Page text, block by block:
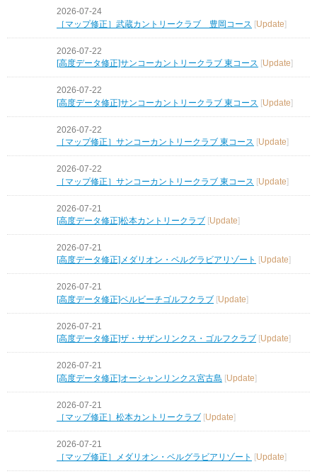
2026-07-24
［マップ修正］武蔵カントリークラブ 豊岡コース [Update]
2026-07-22
[高度データ修正]サンコーカントリークラブ 東コース [Update]
2026-07-22
[高度データ修正]サンコーカントリークラブ 東コース [Update]
2026-07-22
［マップ修正］サンコーカントリークラブ 東コース [Update]
2026-07-22
［マップ修正］サンコーカントリークラブ 東コース [Update]
2026-07-21
[高度データ修正]松本カントリークラブ [Update]
2026-07-21
[高度データ修正]メダリオン・ベルグラビアリゾート
Update
2026-07-21
[高度データ修正]ベルビーチゴルフクラブ [Update]
2026-07-21
[高度データ修正]ザ・サザンリンクス・ゴルフクラブ
Update
2026-07-21
[高度データ修正]オーシャンリンクス宮古島 [Update]
2026-07-21
［マップ修正］松本カントリークラブ
Update
2026-07-21
［マップ修正］メダリオン・ベルグラビアリゾート
[Update]